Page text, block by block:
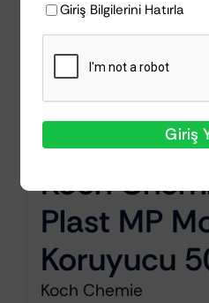
Koch
Plast MP
Koruyucu
Koch Chemie
Giriş Bilgilerini Hatırla
Giriş